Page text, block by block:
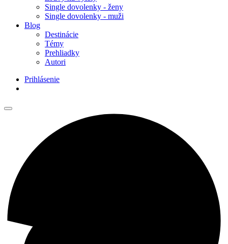
Single dovolenky - ženy
Single dovolenky - muži
Blog
Destinácie
Témy
Prehliadky
Autori
Prihlásenie